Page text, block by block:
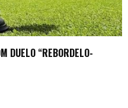
DUELO “REBORDELO-